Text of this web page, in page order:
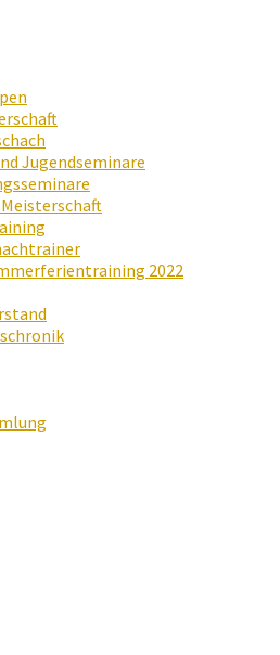
Jugendseminare
2022